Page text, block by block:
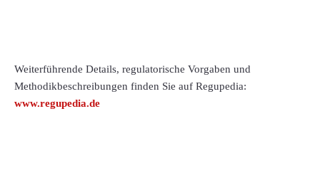
Weiterführende Details, regulatorische Vorgaben und
Methodikbeschreibungen finden Sie auf Regupedia:
www.regupedia.de